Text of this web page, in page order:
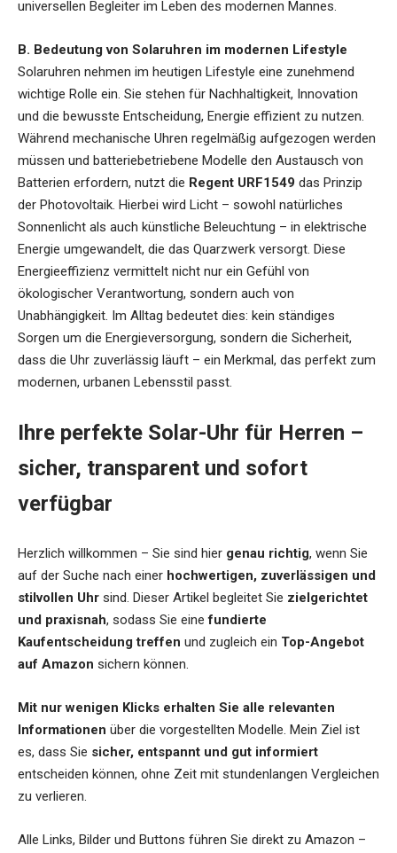
universellen Begleiter im Leben des modernen Mannes.
B. Bedeutung von Solaruhren im modernen Lifestyle
Solaruhren nehmen im heutigen Lifestyle eine zunehmend
wichtige Rolle ein. Sie stehen für Nachhaltigkeit, Innovation
und die bewusste Entscheidung, Energie effizient zu nutzen.
Während mechanische Uhren regelmäßig aufgezogen werden
müssen und batteriebetriebene Modelle den Austausch von
Batterien erfordern, nutzt die Regent URF1549 das Prinzip
der Photovoltaik. Hierbei wird Licht – sowohl natürliches
Sonnenlicht als auch künstliche Beleuchtung – in elektrische
Energie umgewandelt, die das Quarzwerk versorgt. Diese
Energieeffizienz vermittelt nicht nur ein Gefühl von
ökologischer Verantwortung, sondern auch von
Unabhängigkeit. Im Alltag bedeutet dies: kein ständiges
Sorgen um die Energieversorgung, sondern die Sicherheit,
dass die Uhr zuverlässig läuft – ein Merkmal, das perfekt zum
modernen, urbanen Lebensstil passt.
Ihre perfekte Solar-Uhr für Herren –
sicher, transparent und sofort
verfügbar
Herzlich willkommen – Sie sind hier genau richtig, wenn Sie
auf der Suche nach einer hochwertigen, zuverlässigen und
stilvollen Uhr sind. Dieser Artikel begleitet Sie zielgerichtet
und praxisnah, sodass Sie einefundierte
Kaufentscheidung treffen und zugleich ein Top-Angebot
auf Amazon sichern können.
Mit nur wenigen Klicks erhalten Sie alle relevanten
Informationen über die vorgestellten Modelle. Mein Ziel ist
es, dass Sie sicher, entspannt und gut informiert
entscheiden können, ohne Zeit mit stundenlangen Vergleichen
zu verlieren.
Alle Links, Bilder und Buttons führen Sie direkt zu Amazon –